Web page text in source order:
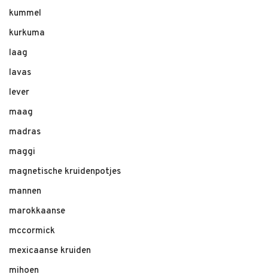
kummel
kurkuma
laag
lavas
lever
maag
madras
maggi
magnetische kruidenpotjes
mannen
marokkaanse
mccormick
mexicaanse kruiden
mihoen